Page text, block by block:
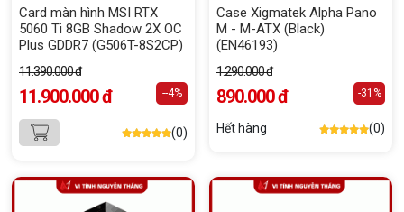
Card màn hình MSI RTX
5060 Ti 8GB Shadow 2X OC
Plus GDDR7 (G506T-8S2CP)
11.390.000 đ
11.900.000 đ --4%
(0)
Case Xigmatek Alpha Pano
M - M-ATX (Black)
(EN46193)
1.290.000 đ
890.000 đ -31%
Hết hàng (0)